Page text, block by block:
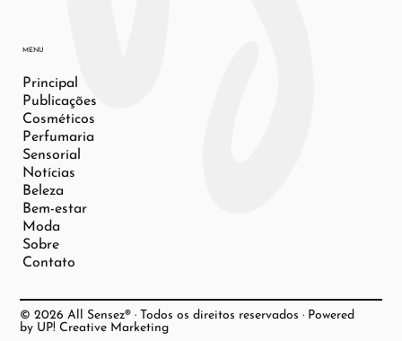
MENU
Principal
Publicações
Cosméticos
Perfumaria
Sensorial
Notícias
Beleza
Bem-estar
Moda
Sobre
Contato
© 2026 All Sensez® · Todos os direitos reservados · Powered
by UP! Creative Marketing